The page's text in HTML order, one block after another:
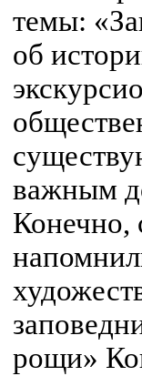
темы:
об
важным
Конечно,
рощи»